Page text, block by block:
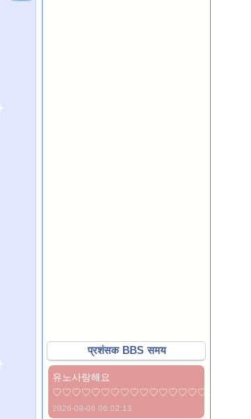
प्रशंसक BBS समय
유노사랑해요
2026-08-06 06:02:13